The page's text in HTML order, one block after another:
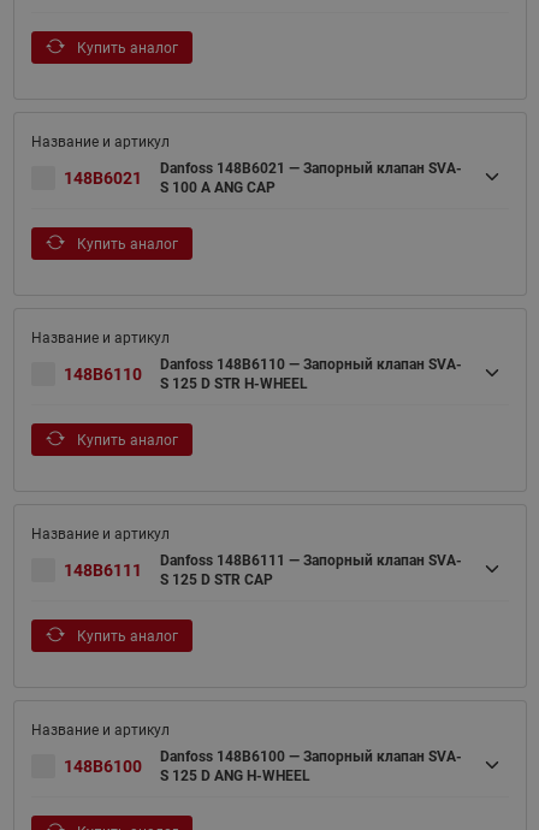
Купить аналог
148B6021
Danfoss 148B6021 — Запорный клапан SVA-
S 100 A ANG CAP
Купить аналог
148B6110
Danfoss 148B6110 — Запорный клапан SVA-
S 125 D STR H-WHEEL
Купить аналог
148B6111
Danfoss 148B6111 — Запорный клапан SVA-
S 125 D STR CAP
Купить аналог
148B6100
Danfoss 148B6100 — Запорный клапан SVA-
S 125 D ANG H-WHEEL